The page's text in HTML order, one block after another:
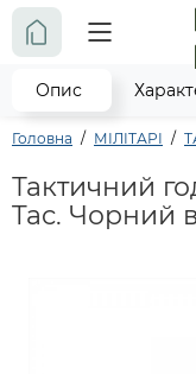
Головна МІЛІТАРІ
Тактичний
Tac. Чорний в
Опис